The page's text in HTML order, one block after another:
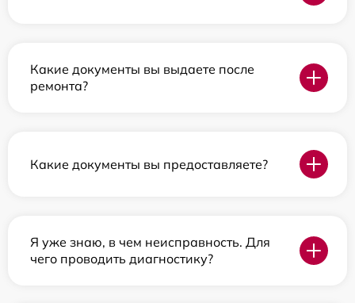
Какие документы вы выдаете после
ремонта?
Какие документы вы предоставляете?
Я уже знаю, в чем неисправность. Для
чего проводить диагностику?